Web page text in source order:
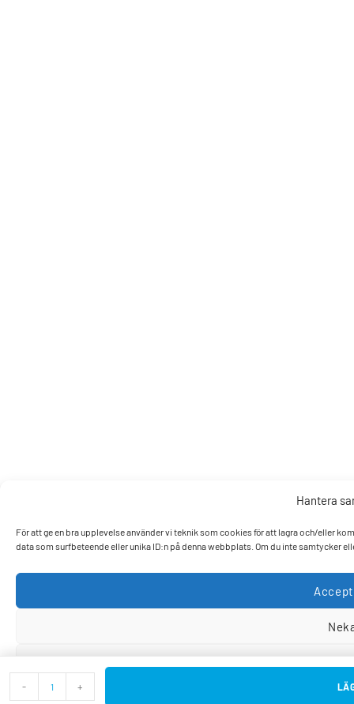
Hantera
För att ge en bra upplevelse använder vi teknik som cookies för att lagra och/eller
data som surfbeteende eller unika ID:n på denna webbplats. Om du inte samtycker
- +